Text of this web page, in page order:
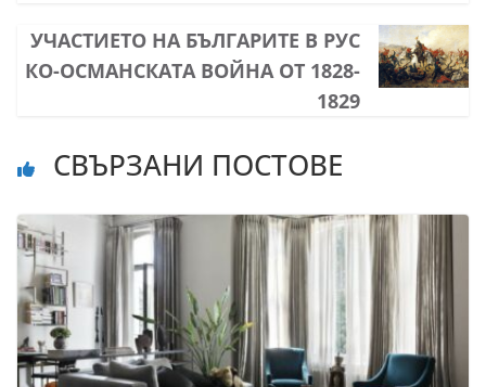
УЧАСТИЕТО НА БЪЛГАРИТЕ В РУС
КО-ОСМАНСКАТА ВОЙНА ОТ 1828-
1829
СВЪРЗАНИ ПОСТОВЕ